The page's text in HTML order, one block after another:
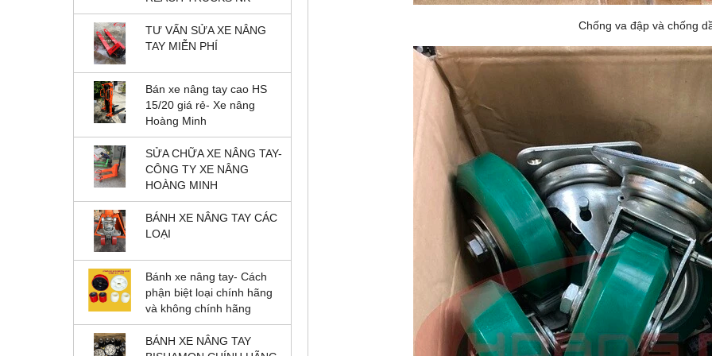
TƯ VẤN SỬA XE NÂNG
TAY MIỄN PHÍ
Bán xe nâng tay cao HS
15/20 giá rẻ- Xe nâng
Hoàng Minh
SỬA CHỮA XE NÂNG TAY-
CÔNG TY XE NÂNG
HOÀNG MINH
BÁNH XE NÂNG TAY CÁC
LOẠI
Bánh xe nâng tay- Cách
phận biệt loại chính hãng
và không chính hãng
BÁNH XE NÂNG TAY
Chống va đập và chống